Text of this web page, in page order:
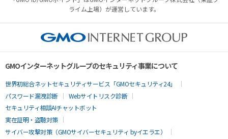
ライム上場）が運営しています。
GMOインターネットグループのセキュリティ事業について
世界初総合ネットセキュリティサービス「GMOセキュリティ24」
パスワード漏洩診断
Webサイトリスク診断
セキュリティ相談AIチャットボット
実在証明・盗聴対策
サイバー攻撃対策（GMOサイバーセキュリティ byイエラエ）